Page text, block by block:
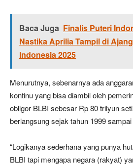
Baca Juga Finalis Puteri
Nastika Aprilia Tampil di
Indonesia 2025
Menurutnya, sebenarnya ada
kontinu yang bisa diambil oleh
obligor BLBI sebesar Rp 80 trilyun
berlangsung sejak tahun 1999
“Logikanya sederhana yang punya
BLBI tapi mengapa negara (rakyat)